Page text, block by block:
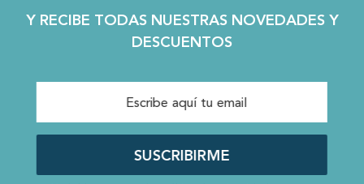
Y RECIBE TODAS NUESTRAS NOVEDADES Y
DESCUENTOS
SUSCRIBIRME